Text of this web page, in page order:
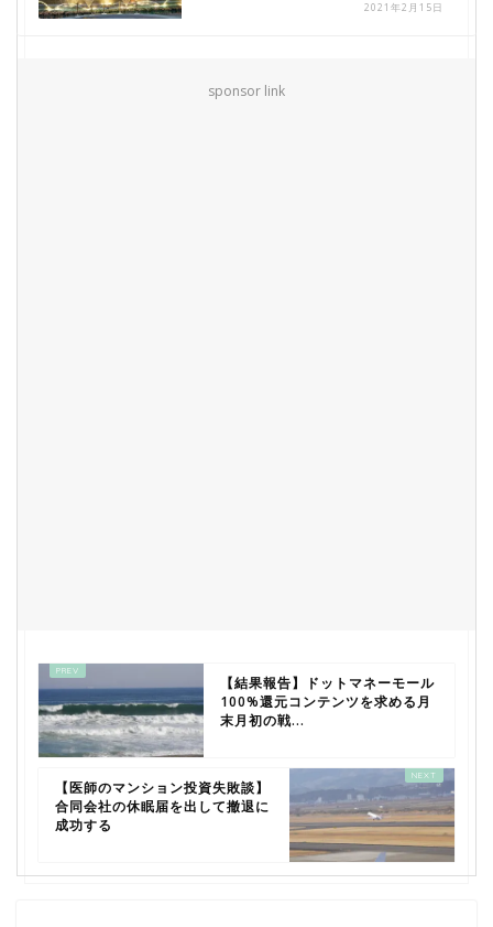
2021年2月15日
sponsor link
【結果報告】ドットマネーモール
100%還元コンテンツを求める月
末月初の戦...
【医師のマンション投資失敗談】
合同会社の休眠届を出して撤退に
成功する